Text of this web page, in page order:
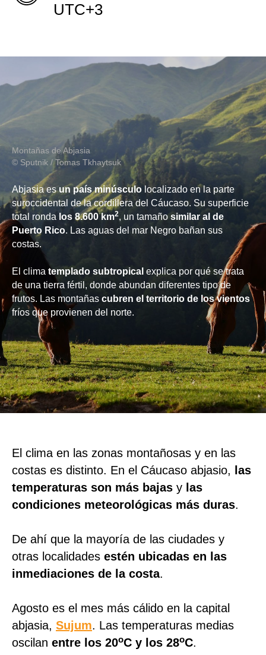
UTC+3
Montañas de Abjasia
© Sputnik / Tomas Tkhaytsuk
Abjasia esun país minúsculo localizado en la parte
suroccidental de la cordillera del Cáucaso. Su superficie
total ronda los 8.600 km2, un tamañosimilar al de
Puerto Rico. Las aguas del mar Negro bañan sus
costas.
El clima templado subtropical explica por qué se trata
de una tierra fértil, donde abundan diferentes tipo de
frutos. Las montañas cubren el territorio de los vientos
fríos que provienen del norte.
El clima en las zonas montañosas y en las
costas es distinto. En el Cáucaso abjasio,
las
temperaturas son más bajas y las
condiciones meteorológicas más duras.
De ahí que la mayoría de las ciudades y
otras localidades estén ubicadas en las
inmediaciones de la costa.
Agosto es el mes más cálido en la capital
abjasia, Sujum. Las temperaturas medias
oscilan entre los 20oC y los 28oC.